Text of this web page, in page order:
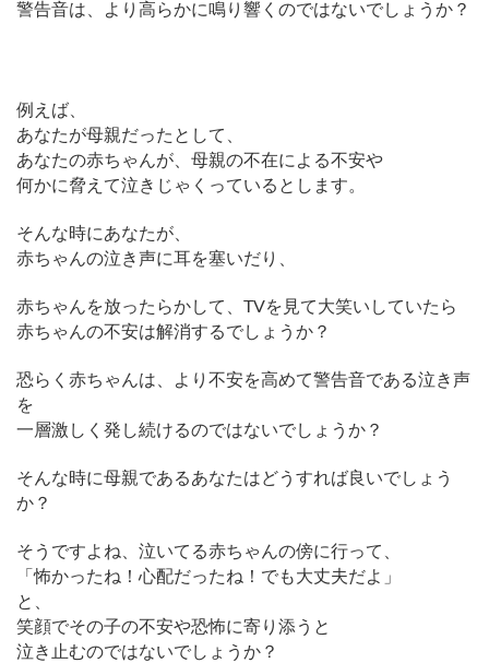
警告音は、より高らかに鳴り響くのではないでしょうか？
例えば、
あなたが母親だったとして、
あなたの赤ちゃんが、母親の不在による不安や
何かに脅えて泣きじゃくっているとします。
そんな時にあなたが、
赤ちゃんの泣き声に耳を塞いだり、
赤ちゃんを放ったらかして、TVを見て大笑いしていたら
赤ちゃんの不安は解消するでしょうか？
恐らく赤ちゃんは、より不安を高めて警告音である泣き声
を
一層激しく発し続けるのではないでしょうか？
そんな時に母親であるあなたはどうすれば良いでしょう
か？
そうですよね、泣いてる赤ちゃんの傍に行って、
「怖かったね！心配だったね！でも大丈夫だよ」
と、
笑顔でその子の不安や恐怖に寄り添うと
泣き止むのではないでしょうか？